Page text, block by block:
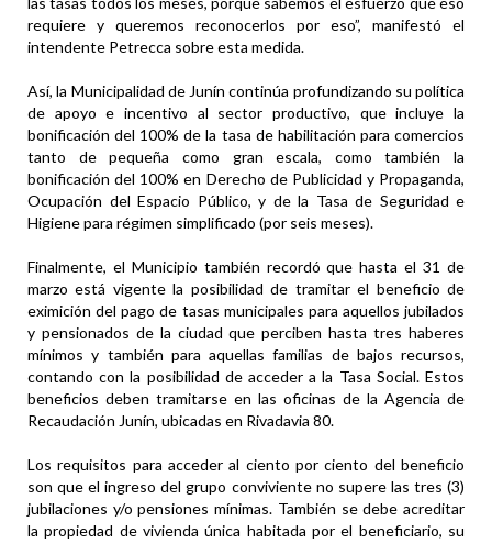
requiere y queremos reconocerlos por eso”, manifestó el
intendente Petrecca sobre esta medida.
Así, la Municipalidad de Junín continúa profundizando su política
de apoyo e incentivo al sector productivo, que incluye la
bonificación del 100% de la tasa de habilitación para comercios
tanto de pequeña como gran escala, como también la
bonificación del 100% en Derecho de Publicidad y Propaganda,
Ocupación del Espacio Público, y de la Tasa de Seguridad e
Higiene para régimen simplificado (por seis meses).
Finalmente, el Municipio también recordó que hasta el 31 de
marzo está vigente la posibilidad de tramitar el beneficio de
eximición del pago de tasas municipales para aquellos jubilados
y pensionados de la ciudad que perciben hasta tres haberes
mínimos y también para aquellas familias de bajos recursos,
contando con la posibilidad de acceder a la Tasa Social. Estos
beneficios deben tramitarse en las oficinas de la Agencia de
Recaudación Junín, ubicadas en Rivadavia 80.
Los requisitos para acceder al ciento por ciento del beneficio
son que el ingreso del grupo conviviente no supere las tres (3)
jubilaciones y/o pensiones mínimas. También se debe acreditar
la propiedad de vivienda única habitada por el beneficiario, su